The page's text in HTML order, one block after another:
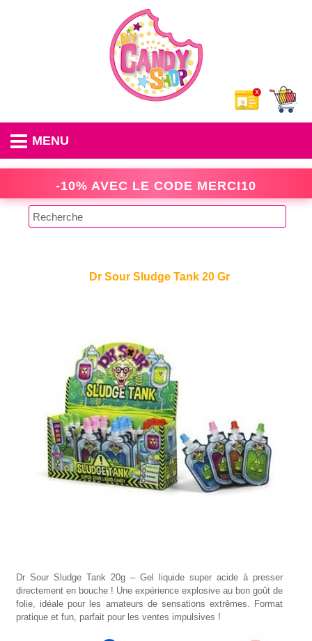
MENU
-10% AVEC LE CODE MERCI10
Dr Sour Sludge Tank 20 Gr
Dr Sour Sludge Tank 20g – Gel liquide super acide à presser
directement en bouche ! Une expérience explosive au bon goût de
folie, idéale pour les amateurs de sensations extrêmes. Format
pratique et fun, parfait pour les ventes impulsives !